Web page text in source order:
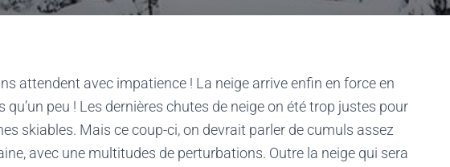
attendent avec impatience ! La neige arrive enfin en force en
peu ! Les dernières chutes de neige on été trop justes pour
skiables. Mais ce coup-ci, on devrait parler de cumuls assez
avec une multitudes de perturbations. Outre la neige qui sera